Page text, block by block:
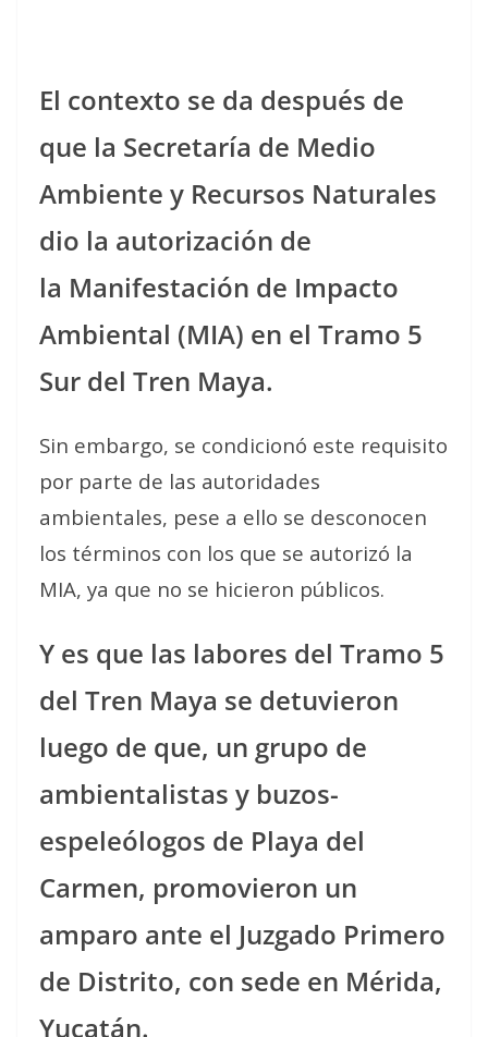
El contexto se da después de
que la Secretaría de Medio
Ambiente y Recursos Naturales
dio la autorización de
la Manifestación de Impacto
Ambiental (MIA) en el Tramo 5
Sur del Tren Maya.
Sin embargo, se condicionó este requisito
por parte de las autoridades
ambientales, pese a ello se desconocen
los términos con los que se autorizó la
MIA, ya que no se hicieron públicos.
Y es que las labores del Tramo 5
del Tren Maya se detuvieron
luego de que, un grupo de
ambientalistas y buzos-
espeleólogos de Playa del
Carmen, promovieron un
amparo ante el Juzgado Primero
de Distrito, con sede en Mérida,
Yucatán.